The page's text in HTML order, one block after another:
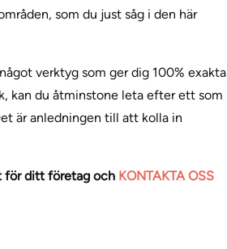
som du just såg i den här
verktyg som ger dig 100% exakta
kan du åtminstone leta efter ett som
är anledningen till att kolla in
för ditt företag och KONTAKTA OSS